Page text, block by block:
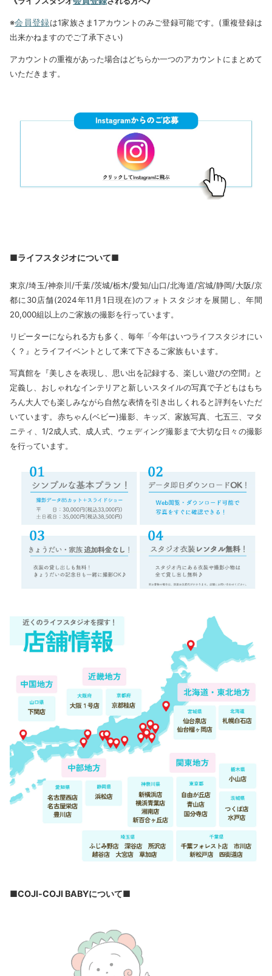
※会員登録は1家族さま1アカウントのみご登録可能です。(重複登録は
出来かねますのでご了承下さい)
アカウントの重複があった場合はどちらか一つのアカウントにまとめて
いただきます。
■ライフスタジオについて■
東京/埼玉/神奈川/千葉/茨城/栃木/愛知/山口/北海道/宮城/静岡/大阪/京
都に30店舗(2024年11月1日現在)のフォトスタジオを展開し、年間
20,000組以上のご家族の撮影を行っています。
リピーターになられる方も多く、毎年「今年はいつライフスタジオにい
く？』とライフイベントとして来て下さるご家族もいます。
写真館を『美しさを表現し、思い出を記録する、楽しい遊びの空間』と
定義し、おしゃれなインテリアと新しいスタイルの写真で子どもはもち
ろん大人でも楽しみながら自然な表情を引き出しくれると評判をいただ
いています。赤ちゃん(ベビー)撮影、キッズ、家族写真、七五三、マタ
ニティ、1/2成人式、成人式、ウェディング撮影まで大切な日々の撮影
を行っています。
■COJI-COJI BABYについて■